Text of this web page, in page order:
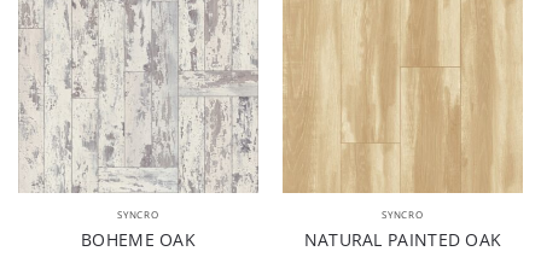
SYNCRO
BOHEME OAK
SYNCRO
NATURAL PAINTED OAK